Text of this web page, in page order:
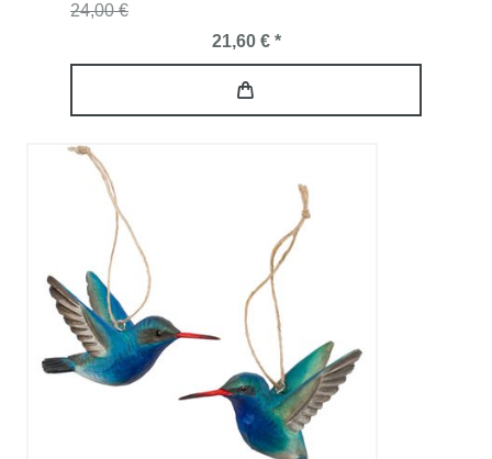
24,00 €
21,60 € *